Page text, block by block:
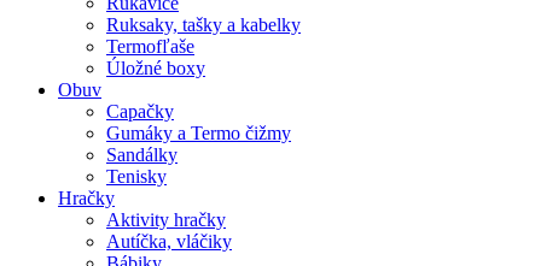
Ruksaky, tašky a kabelky
Termofľaše
Úložné boxy
Obuv
Capačky
Gumáky a Termo čižmy
Sandálky
Tenisky
Hračky
Aktivity hračky
Autíčka, vláčiky